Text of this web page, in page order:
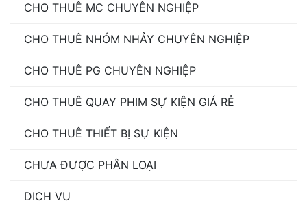
CHO THUÊ MC CHUYÊN NGHIỆP
CHO THUÊ NHÓM NHẢY CHUYÊN NGHIỆP
CHO THUÊ PG CHUYÊN NGHIỆP
CHO THUÊ QUAY PHIM SỰ KIỆN GIÁ RẺ
CHO THUÊ THIẾT BỊ SỰ KIỆN
CHƯA ĐƯỢC PHÂN LOẠI
DỊCH VỤ